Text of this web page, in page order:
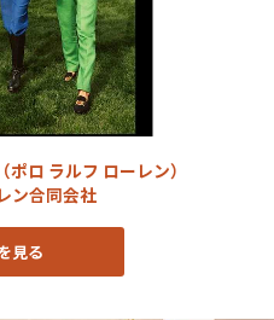
ポロ ラルフ ローレン）
ン合同会社
見る